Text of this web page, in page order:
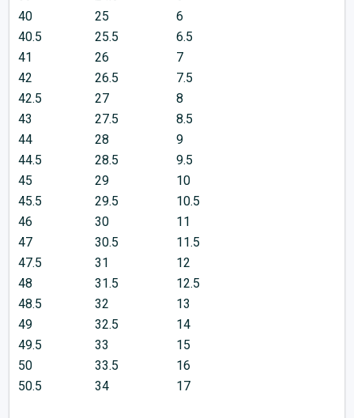
40
25
6
40.5
25.5
6.5
41
26
7
42
26.5
7.5
42.5
27
8
43
27.5
8.5
44
28
9
44.5
28.5
9.5
45
29
10
45.5
29.5
10.5
46
30
11
47
30.5
11.5
47.5
31
12
48
31.5
12.5
48.5
32
13
49
32.5
14
49.5
33
15
50
33.5
16
50.5
34 17